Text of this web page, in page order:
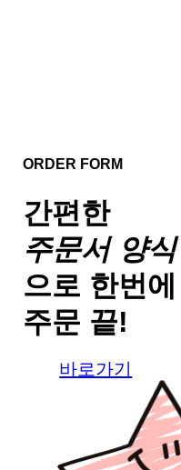
ORDER FORM
간편한
주문서 양식
으로 한번에
주문 끝!
바로가기